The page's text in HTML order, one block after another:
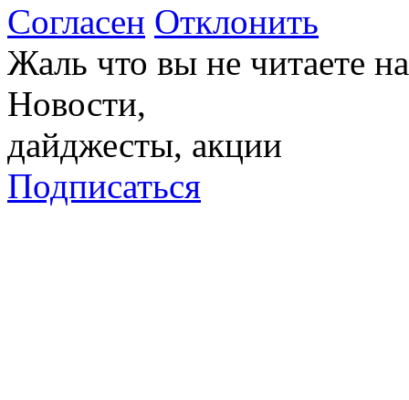
Согласен Отклонить
Жаль что вы не читаете
Новости,
дайджесты, акции
Подписаться